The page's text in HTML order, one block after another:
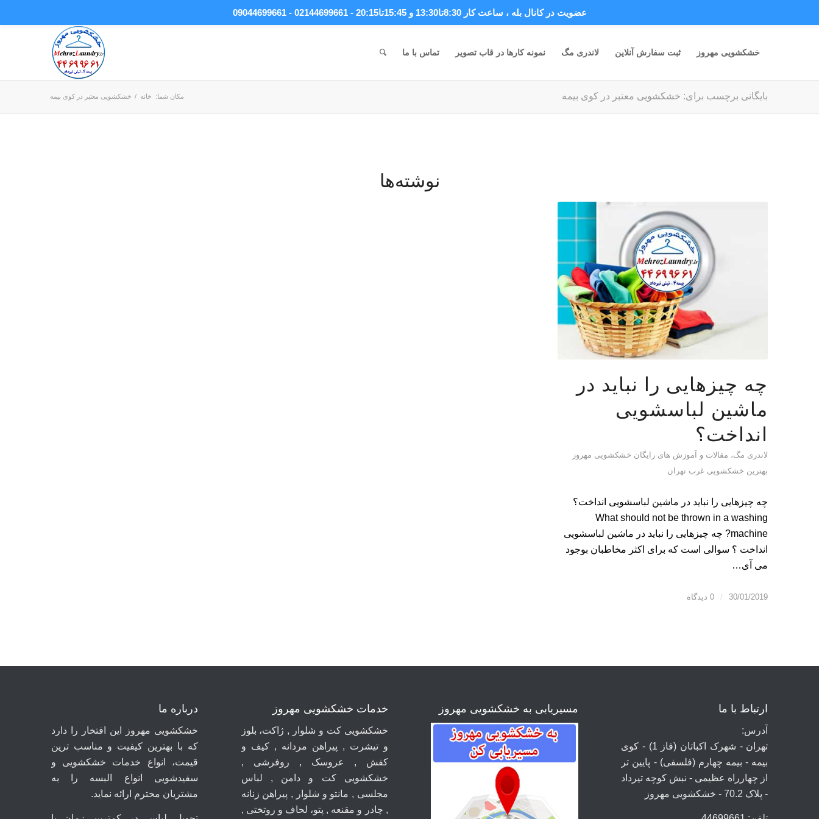
خشکشویی مهروز ثبت سفارش آنلاین لاندری مگ نمونه کارها در قاب تصویر تماس با ما
بایگانی برچسب برای: خشکشویی معتبر در کوی بیمه مکان شما: خانه / خشکشویی معتبر در کوی بیمه
نوشته‌ها
چه چیزهایی را نباید در
ماشین لباسشویی
انداخت؟
لاندری مگ، مقالات و آموزش های رایگان خشکشویی مهروز
بهترین خشکشویی غرب تهران
چه چیزهایی را نباید در ماشین لباسشویی انداخت؟
What should not be thrown in a washing
machine? چه چیزهایی را نباید در ماشین لباسشویی
انداخت ؟ سوالی است که برای اکثر مخاطبان بوجود
می آی…
30/01/2019
/ 0 دیدگاه
ارتباط با ما
آدرس:
تهران - شهرک اکباتان (فاز 1) - کوی
بیمه - بیمه چهارم (فلسفی) - پایین تر
از چهارراه عظیمی - نبش کوچه تیرداد
- پلاک 70.2 - خشکشویی مهروز
مسیریابی به خشکشویی مهروز خدمات خشکشویی مهروز
خشکشویی کت و شلوار , ژاکت، بلوز
و تیشرت , پیراهن مردانه , کیف و
کفش , عروسک , روفرشی ,
خشکشویی کت و دامن , لباس
مجلسی , مانتو و شلوار , پیراهن زنانه
, چادر و مقنعه , پتو، لحاف و روتختی ,
درباره ما
خشکشویی مهروز این افتخار را دارد
که با بهترین کیفیت و مناسب ترین
قیمت، انواع خدمات خشکشویی و
سفیدشویی انواع البسه را به
مشتریان محترم ارائه نماید.
عضویت در کانال بله ، ساعت کار 8:30تا13:30 و 15:45تا20:15 - 02144699661 - 09044699661